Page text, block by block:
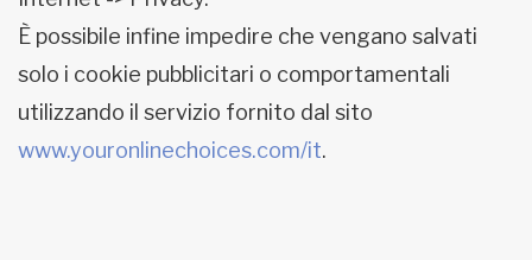
È possibile infine impedire che vengano salvati
solo i cookie pubblicitari o comportamentali
utilizzando il servizio fornito dal sito
www.youronlinechoices.com/it.